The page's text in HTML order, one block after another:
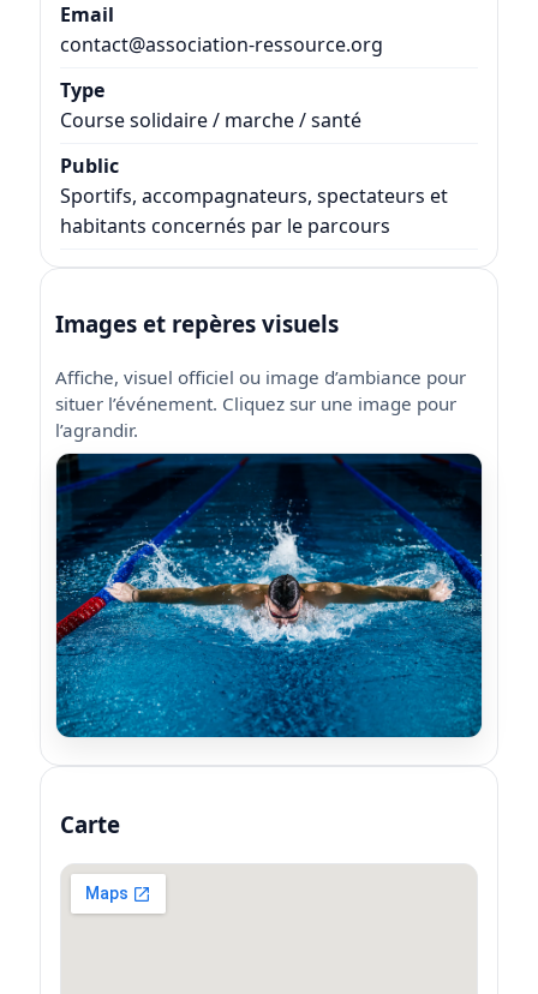
Email
contact@association-ressource.org
Type
Course solidaire / marche / santé
Public
Sportifs, accompagnateurs, spectateurs et
habitants concernés par le parcours
Images et repères visuels
Affiche, visuel officiel ou image d’ambiance pour
situer l’événement. Cliquez sur une image pour
l’agrandir.
Carte